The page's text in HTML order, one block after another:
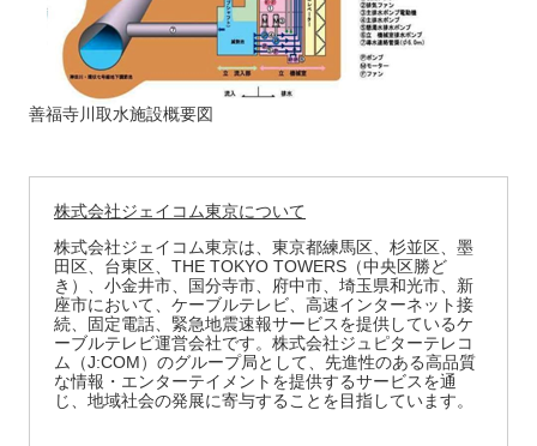
善福寺川取水施設概要図
株式会社ジェイコム東京について
株式会社ジェイコム東京は、東京都練馬区、杉並区、墨
田区、台東区、THE TOKYO TOWERS（中央区勝ど
き）、小金井市、国分寺市、府中市、埼玉県和光市、新
座市において、ケーブルテレビ、高速インターネット接
続、固定電話、緊急地震速報サービスを提供しているケ
ーブルテレビ運営会社です。株式会社ジュピターテレコ
ム（J:COM）のグループ局として、先進性のある高品質
な情報・エンターテイメントを提供するサービスを通
じ、地域社会の発展に寄与することを目指しています。